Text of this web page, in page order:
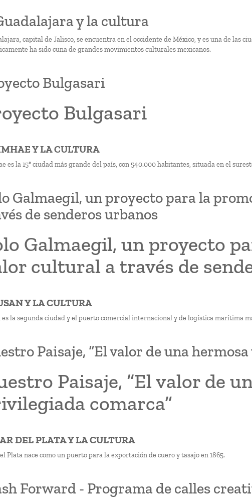
y la cultura
capital de Jalisco, se encuentra en el occidente de México, y es una de las
ha sido cuna de grandes movimientos culturales mexicanos.
Bulgasari
Bulgasari
Y LA CULTURA
es la 15ª ciudad más grande del país, con 540.000 habitantes, situada en el
Galmaegil, un proyecto para la
de senderos urbanos
Galmaegil, un proyecto
cultural a través de
Y LA CULTURA
es la segunda ciudad y el puerto comercial internacional y de logística marítima
Paisaje, “El valor de una
Paisaje, “El valor de
comarca”
DEL PLATA Y LA CULTURA
Plata nace como un puerto para la exportación de cuero y tasajo en 1865.
Forward - Programa de calles